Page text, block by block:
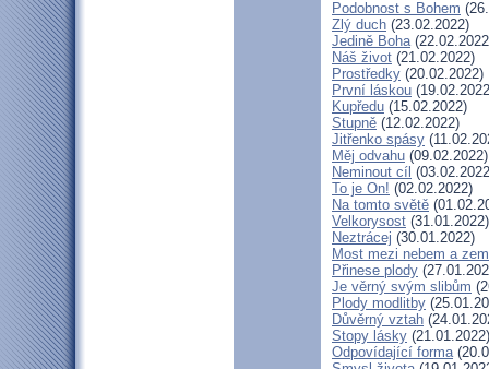
Podobnost s Bohem
Zlý duch (23.02.2022)
Jedině Boha
Náš život (21.02.2022)
Prostředky (20.02.2022)
První láskou
Kupředu (15.02.2022)
Stupně (12.02.2022)
Jitřenko spásy
Měj odvahu (09.02.2022)
Neminout cíl
To je On! (02.02.2022)
Na tomto světě
Velkorysost (31.01.2022)
Neztrácej (30.01.2022)
Most mezi nebem a
Přinese plody
Je věrný svým slibům
Plody modlitby
Důvěrný vztah
Stopy lásky (21.01.2022)
Odpovídající forma